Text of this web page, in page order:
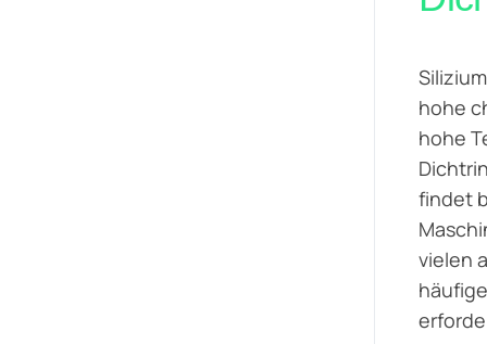
hohe
hohe
findet
vielen